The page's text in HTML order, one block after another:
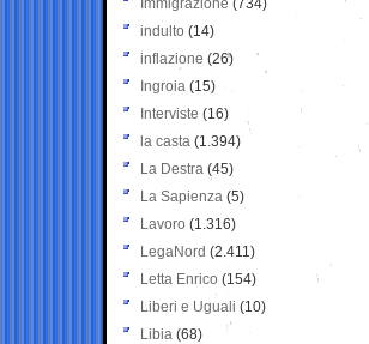
Immigrazione (734)
indulto (14)
inflazione (26)
Ingroia (15)
Interviste (16)
la casta (1.394)
La Destra (45)
La Sapienza (5)
Lavoro (1.316)
LegaNord (2.411)
Letta Enrico (154)
Liberi e Uguali (10)
Libia (68)